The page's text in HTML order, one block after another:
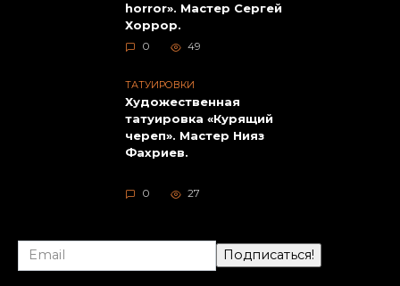
horror». Мастер Сергей
Хоррор.
0 49
ТАТУИРОВКИ
Художественная
татуировка «Курящий
череп». Мастер Нияз
Фахриев.
0 27